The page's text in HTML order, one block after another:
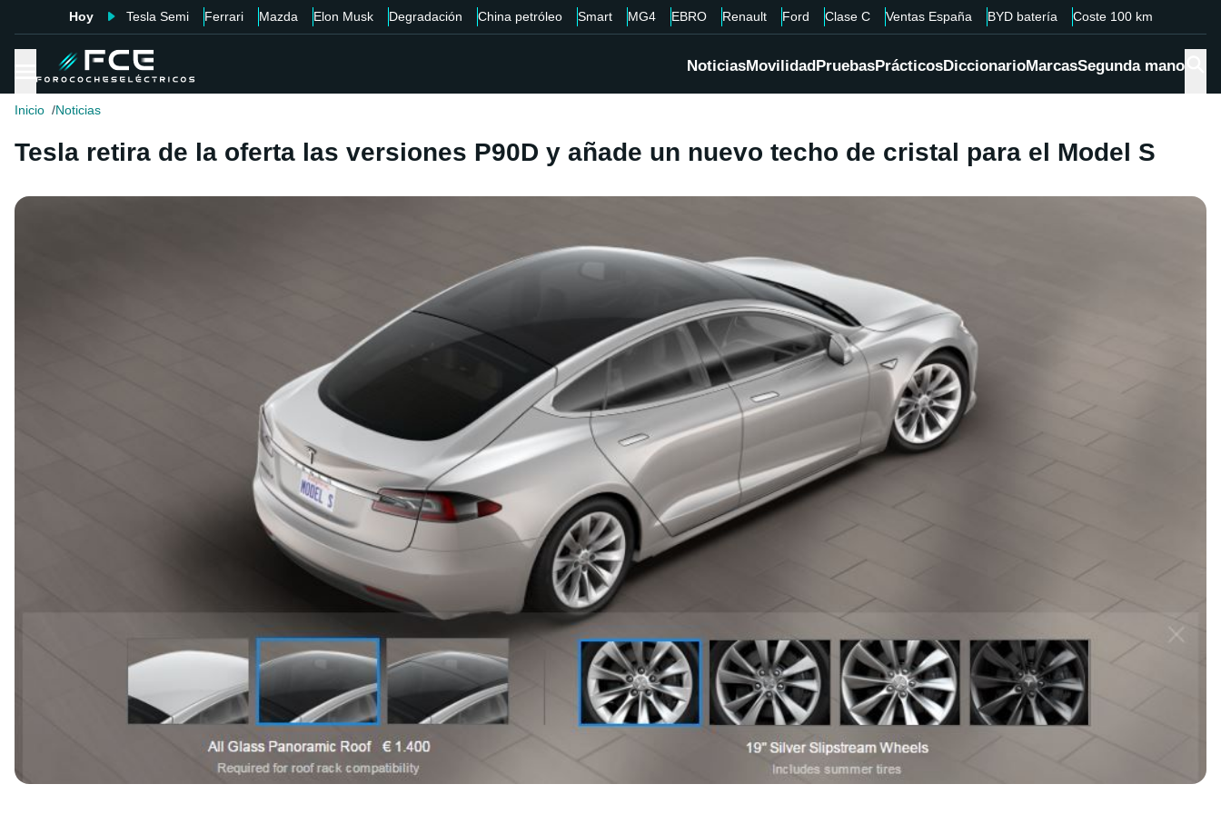
Hoy Tesla Semi Ferrari Mazda Elon Musk Degradación China petróleo Smart MG4 EBRO Renault Ford Clase C Ventas España BYD batería Coste 100 km
NoticiasMovilidadPruebasPrácticosDiccionarioMarcasSegunda mano
Inicio Noticias
Tesla retira de la oferta las versiones P90D y añade un nuevo techo de cristal para el Model S